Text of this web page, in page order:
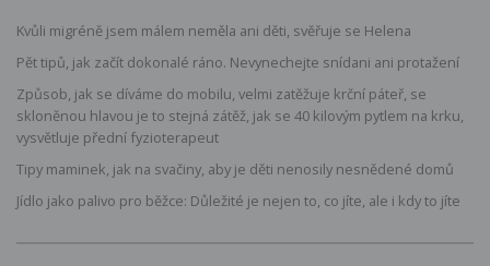
Kvůli migréně jsem málem neměla ani děti, svěřuje se Helena
Pět tipů, jak začít dokonalé ráno. Nevynechejte snídani ani protažení
Způsob, jak se díváme do mobilu, velmi zatěžuje krční páteř, se
skloněnou hlavou je to stejná zátěž, jak se 40 kilovým pytlem na krku,
vysvětluje přední fyzioterapeut
Tipy maminek, jak na svačiny, aby je děti nenosily nesnědené domů
Jídlo jako palivo pro běžce: Důležité je nejen to, co jíte, ale i kdy to jíte